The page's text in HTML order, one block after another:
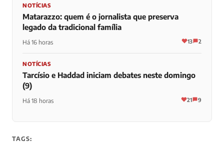
NOTÍCIAS
Matarazzo: quem é o jornalista que preserva
legado da tradicional família
Há 16 horas 13 2
NOTÍCIAS
Tarcísio e Haddad iniciam debates neste domingo
(9)
Há 18 horas 21 9
TAGS: